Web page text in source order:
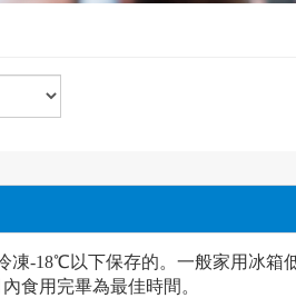
-18℃以下保存的。一般家用冰
食用完畢為最佳時間。